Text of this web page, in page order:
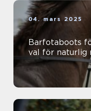
04. mars 2025
Barfotaboots
val för naturlig